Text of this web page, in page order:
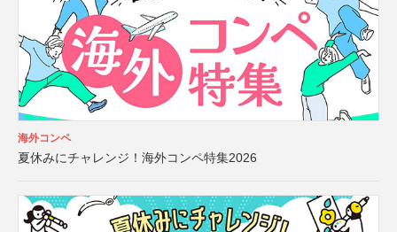
海外コンペ
夏休みにチャレンジ！海外コンペ特集2026